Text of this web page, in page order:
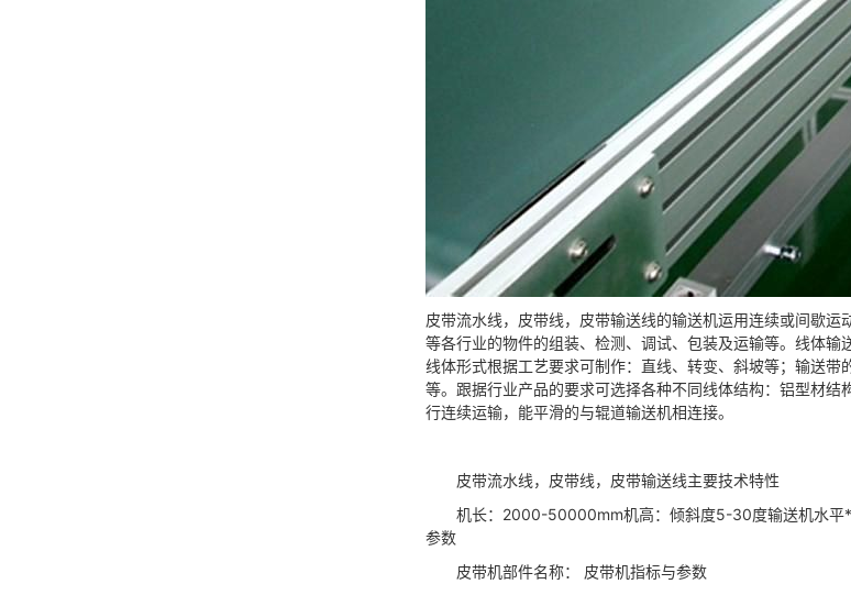
皮带流水线，皮带线，皮带输送线的输送机运用连续或间歇
等各行业的物件的组装、检测、调试、包装及运输等。线体输
线体形式根据工艺要求可制作：直线、转变、斜坡等；输送
等。跟据行业产品的要求可选择各种不同线体结构：铝型材
行连续运输，能平滑的与辊道输送机相连接。
皮带流水线，皮带线，皮带输送线主要技术特性
机长：2000-50000mm机高：倾斜度5-30度输送机水平*
参数
皮带机部件名称： 皮带机指标与参数